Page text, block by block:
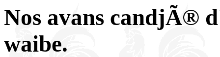
Nos avans candjÃ®
waibe.